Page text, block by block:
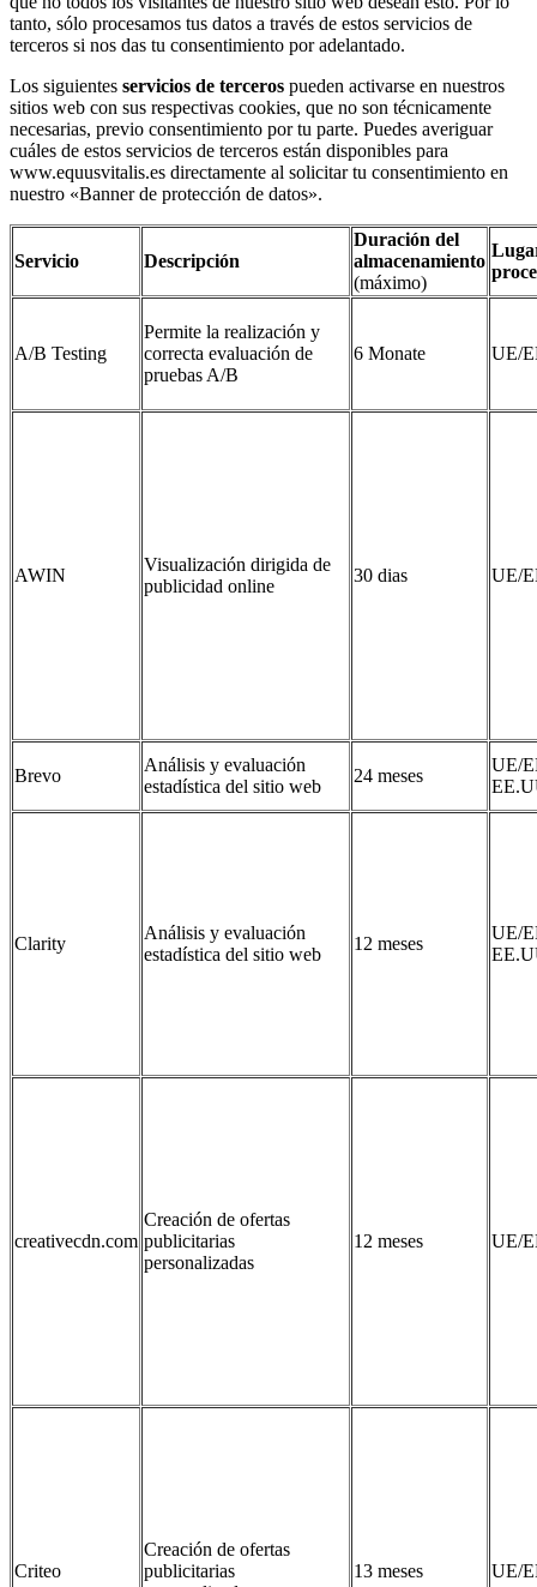
tanto, sólo procesamos tus datos a través de estos servicios de
terceros si nos das tu consentimiento por adelantado.
Los siguientes servicios de terceros pueden activarse en nuestros
sitios web con sus respectivas cookies, que no son técnicamente
necesarias, previo consentimiento por tu parte. Puedes averiguar
cuáles de estos servicios de terceros están disponibles para
www.equusvitalis.es directamente al solicitar tu consentimiento en
nuestro «Banner de protección de datos».
Servicio Descripción
Duración del
almacenamiento
(máximo)
A/B Testing
Permite la realización y
correcta evaluación de
pruebas A/B
6 Monate UE/
AWIN
Visualización dirigida de
publicidad online
30 dias UE/
Brevo
Análisis y evaluación
estadística del sitio web
24 meses
UE/
Clarity
Análisis y evaluación
estadística del sitio web
12 meses
UE/
creativecdn.com
Creación de ofertas
publicitarias
personalizadas
12 meses UE/
Criteo
Creación de ofertas
publicitarias
13 meses UE/